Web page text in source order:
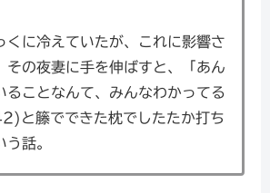
くに冷えていたが、これに影響さ
その夜妻に手を伸ばすと、「あん
ることなんて、みんなわかってる
と籐でできた枕でしたたか打ち
話。